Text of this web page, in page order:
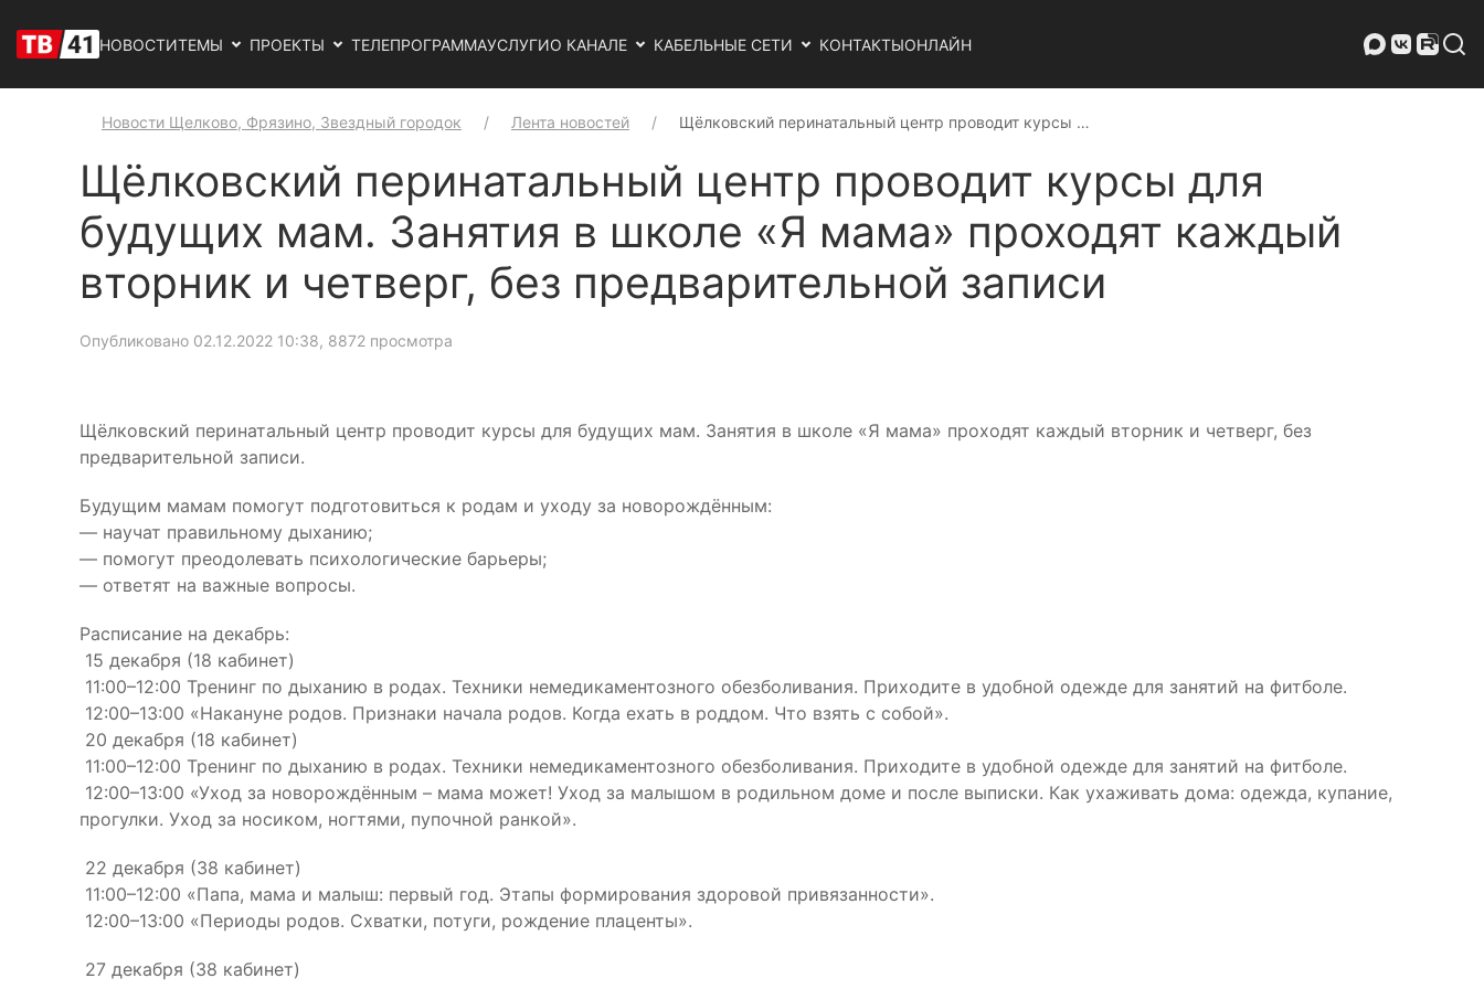
НОВОСТИТЕМЫ ПРОЕКТЫ ТЕЛЕПРОГРАММАУСЛУГИО КАНАЛЕ КАБЕЛЬНЫЕ СЕТИ КОНТАКТЫОНЛАЙН
Новости Щелково, Фрязино, Звездный городок Лента новостей Щёлковский перинатальный центр проводит курсы …
Щёлковский перинатальный центр проводит курсы для
будущих мам. Занятия в школе «Я мама» проходят каждый
вторник и четверг, без предварительной записи
Опубликовано 02.12.2022 10:38, 8872 просмотра
Щёлковский перинатальный центр проводит курсы для будущих мам. Занятия в школе «Я мама» проходят каждый вторник и четверг, без
предварительной записи.
Будущим мамам помогут подготовиться к родам и уходу за новорождённым:
— научат правильному дыханию;
— помогут преодолевать психологические барьеры;
— ответят на важные вопросы.
Расписание на декабрь:
15 декабря (18 кабинет)
11:00–12:00 Тренинг по дыханию в родах. Техники немедикаментозного обезболивания. Приходите в удобной одежде для занятий на фитболе.
12:00–13:00 «Накануне родов. Признаки начала родов. Когда ехать в роддом. Что взять с собой».
20 декабря (18 кабинет)
11:00–12:00 Тренинг по дыханию в родах. Техники немедикаментозного обезболивания. Приходите в удобной одежде для занятий на фитболе.
12:00–13:00 «Уход за новорождённым – мама может! Уход за малышом в родильном доме и после выписки. Как ухаживать дома: одежда, купание,
прогулки. Уход за носиком, ногтями, пупочной ранкой».
22 декабря (38 кабинет)
11:00–12:00 «Папа, мама и малыш: первый год. Этапы формирования здоровой привязанности».
12:00–13:00 «Периоды родов. Схватки, потуги, рождение плаценты».
27 декабря (38 кабинет)